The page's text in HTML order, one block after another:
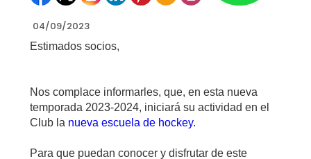
04/09/2023
Estimados socios,
Nos complace informarles, que, en esta nueva
temporada 2023-2024, iniciará su actividad en el
Club la nueva escuela de hockey.
Para que puedan conocer y disfrutar de este